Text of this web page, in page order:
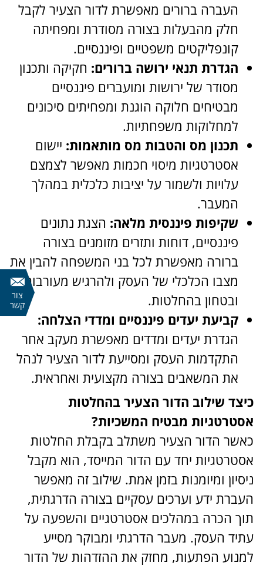
העברה ברורים מאפשרת לדור הצעיר לקבל
חלק מהבעלות בצורה מסודרת ומפחיתה
קונפליקטים משפטיים ופיננסיים.
הגדרת תנאי ירושה ברורים: חקיקה ותכנון
מסודר של ירושות ומועברים פיננסיים
מבטיחים חלוקה הוגנת ומפחיתים סיכונים
למחלוקות משפחתיות.
תכנון מס והטבות מס מותאמות: יישום
אסטרטגיות מיסוי חכמות מאפשר לצמצם
עלויות ולשמור על יציבות כלכלית במהלך
המעבר.
שקיפות פיננסית מלאה: הצגת נתונים
פיננסיים, דוחות ותזרים מזומנים בצורה
ברורה מאפשרת לכל בני המשפחה להבין את
מצבו הכלכלי של העסק ולהרגיש מעורבות
ובטחון בהחלטות.
קביעת יעדים פיננסיים ומדדי הצלחה:
הגדרת יעדים ומדדים מאפשרת מעקב אחר
התקדמות העסק ומסייעת לדור הצעיר לנהל
את המשאבים בצורה מקצועית ואחראית.
כיצד שילוב הדור הצעיר בהחלטות
אסטרטגיות מבטיח המשכיות?
כאשר הדור הצעיר משתלב בקבלת החלטות
אסטרטגיות יחד עם הדור המייסד, הוא מקבל
ניסיון ומיומנות בזמן אמת. שילוב זה מאפשר
העברת ידע וערכים עסקיים בצורה הדרגתית,
תוך הכרה במהלכים אסטרטגיים והשפעה על
עתיד העסק. מעבר הדרגתי ומבוקר מסייע
למנוע הפתעות, מחזק את ההזדהות של הדור
צור
קשר